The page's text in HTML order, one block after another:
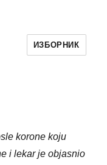
ИЗБОРНИК
korone koju
i lekar je objasnio